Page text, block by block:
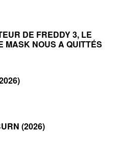
DE FREDDY 3, LE
MASK NOUS A QUITTÉS
(2026)